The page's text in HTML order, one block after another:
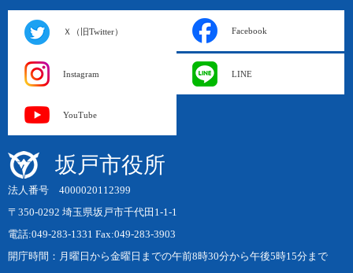
Ｘ（旧Twitter） Facebook
Instagram LINE
YouTube
坂戸市役所
法人番号 4000020112399
〒350-0292 埼玉県坂戸市千代田1-1-1
電話:049-283-1331 Fax:049-283-3903
開庁時間：月曜日から金曜日までの午前8時30分から午後5時15分まで